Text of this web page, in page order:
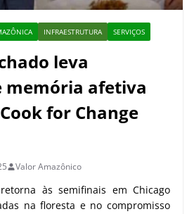
INFRAESTRUTURA SERVIÇOS
leva
memória afetiva
for Change
Valor Amazônico
às semifinais em Chicago
na floresta e no compromisso